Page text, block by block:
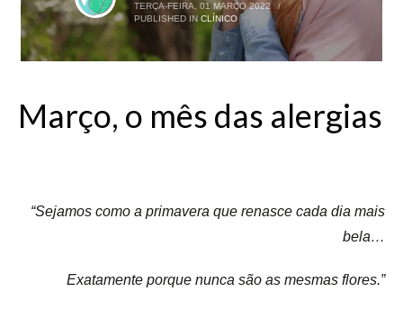
TERÇA-FEIRA, 01 MARÇO 2022
/
PUBLISHED IN CLÍNICO
Março, o mês das alergias
“Sejamos como a primavera que renasce cada dia mais
bela…
Exatamente porque nunca são as mesmas flores.”